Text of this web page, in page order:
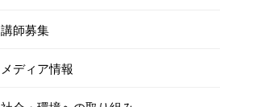
講師募集
メディア情報